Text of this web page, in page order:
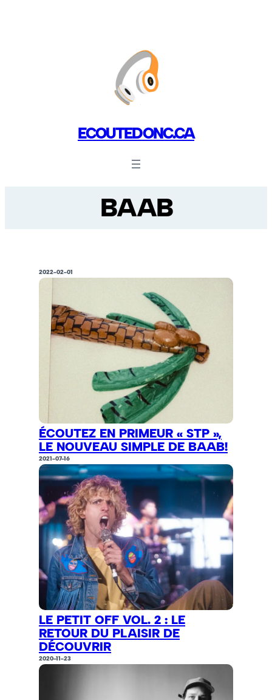
ECOUTEDONC.CA
BAAB
2022-02-01
ÉCOUTEZ EN PRIMEUR « STP »,
LE NOUVEAU SIMPLE DE BAAB!
2021-07-16
LE PETIT OFF VOL. 2 : LE
RETOUR DU PLAISIR DE
DÉCOUVRIR
2020-11-23